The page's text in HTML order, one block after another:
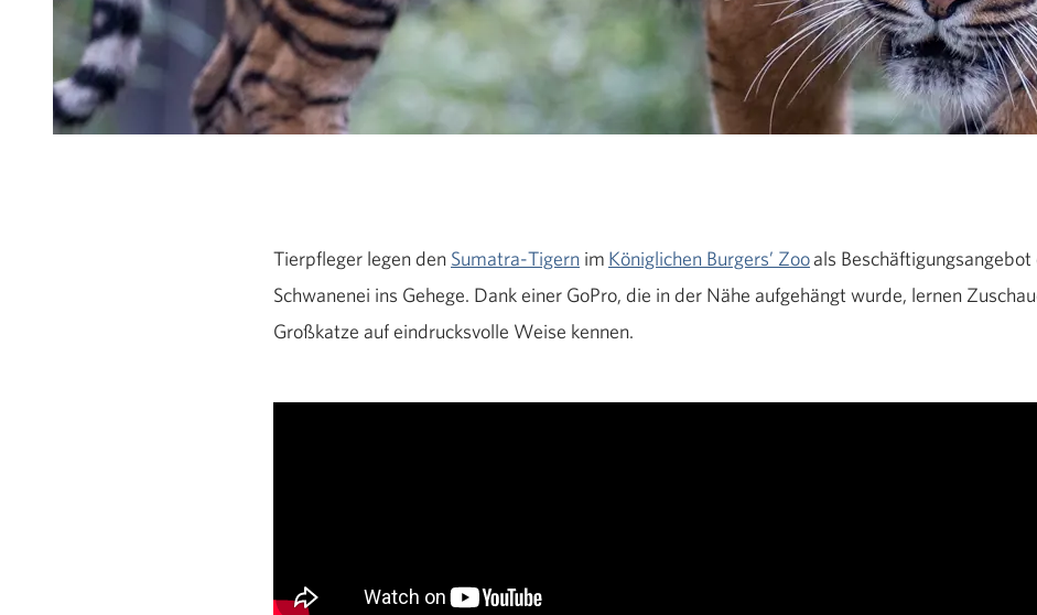
Tierpfleger legen den Sumatra-Tigern im Königlichen Burgers’ Zooals
Schwanenei ins Gehege. Dank einer GoPro, die in der Nähe aufgehängt wurde, lernen
Großkatze auf eindrucksvolle Weise kennen.